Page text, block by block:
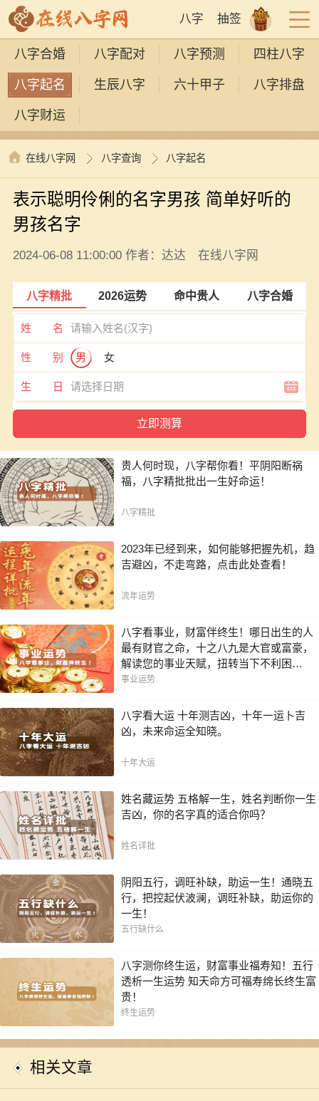
八字 抽签
八字合婚 八字配对 八字预测 四柱八字
八字起名 生辰八字 六十甲子 八字排盘
八字财运
在线八字网 八字查询 八字起名
表示聪明伶俐的名字男孩 简单好听的
男孩名字
2024-06-08 11:00:00 作者：达达 在线八字网
八字精批 2026运势 命中贵人 八字合婚
姓 名
性 别 男 女
生 日
贵人何时现，八字帮你看！平阴阳断祸
福，八字精批批出一生好命运！
八字精批
2023年已经到来，如何能够把握先机，趋
吉避凶，不走弯路，点击此处查看！
流年运势
八字看事业，财富伴终生！哪日出生的人
最有财官之命，十之八九是大官或富豪，
解读您的事业天赋，扭转当下不利困
局！！
事业运势
八字看大运 十年测吉凶，十年一运卜吉
凶，未来命运全知晓。
十年大运
姓名藏运势 五格解一生，姓名判断你一生
吉凶，你的名字真的适合你吗？
姓名详批
阴阳五行，调旺补缺，助运一生！通晓五
行，把控起伏波澜，调旺补缺，助运你的
一生！
五行缺什么
八字测你终生运，财富事业福寿知！五行
透析一生运势 知天命方可福寿绵长终生富
贵！
终生运势
相关文章